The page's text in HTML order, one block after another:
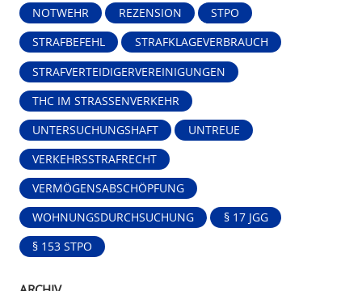
NOTWEHR REZENSION STPO
STRAFBEFEHL STRAFKLAGEVERBRAUCH
STRAFVERTEIDIGERVEREINIGUNGEN
THC IM STRASSENVERKEHR
UNTERSUCHUNGSHAFT UNTREUE
VERKEHRSSTRAFRECHT
VERMÖGENSABSCHÖPFUNG
WOHNUNGSDURCHSUCHUNG § 17 JGG
§ 153 STPO